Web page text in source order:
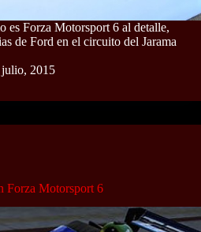
es Forza Motorsport 6 al detalle,
de Ford en el circuito del Jarama
julio, 2015
Forza Motorsport 6